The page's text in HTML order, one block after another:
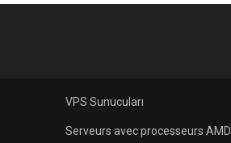
VPS Sunucuları
Serveurs avec processeurs AMD